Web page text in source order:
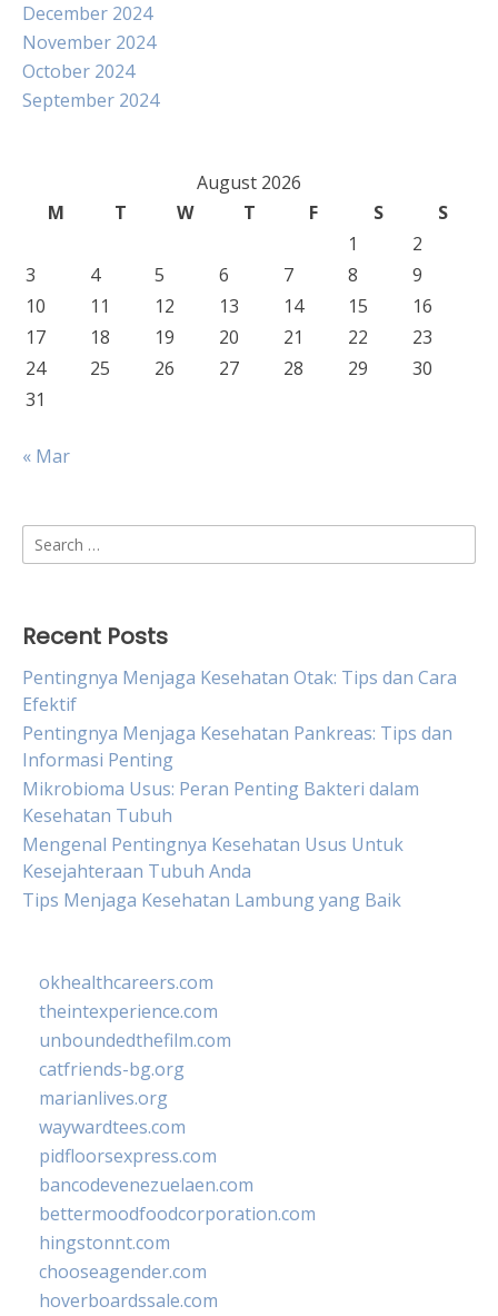
December 2024
November 2024
October 2024
September 2024
August 2026
M
T W T F S
S
1
2
3
4 5 6 7 8
9
10
11 12 13 14 15
16
17
18 19 20 21 22
23
24
25 26 27 28 29
30
31
« Mar
Search
for:
Recent Posts
Pentingnya Menjaga Kesehatan Otak: Tips dan Cara
Efektif
Pentingnya Menjaga Kesehatan Pankreas: Tips dan
Informasi Penting
Mikrobioma Usus: Peran Penting Bakteri dalam
Kesehatan Tubuh
Mengenal Pentingnya Kesehatan Usus Untuk
Kesejahteraan Tubuh Anda
Tips Menjaga Kesehatan Lambung yang Baik
okhealthcareers.com
theintexperience.com
unboundedthefilm.com
catfriends-bg.org
marianlives.org
waywardtees.com
pidfloorsexpress.com
bancodevenezuelaen.com
bettermoodfoodcorporation.com
hingstonnt.com
chooseagender.com
hoverboardssale.com